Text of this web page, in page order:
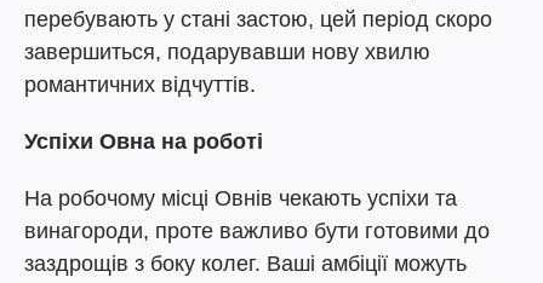
перебувають у стані застою, цей період скоро
завершиться, подарувавши нову хвилю
романтичних відчуттів.
Успіхи Овна на роботі
На робочому місці Овнів чекають успіхи та
винагороди, проте важливо бути готовими до
заздрощів з боку колег. Ваші амбіції можуть